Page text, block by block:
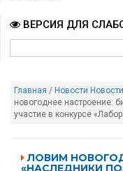
ВЕРСИЯ ДЛЯ
Главная / Новости
новогоднее настроение:
участие в конкурсе
ЛОВИМ
«НАСЛЕДНИКИ